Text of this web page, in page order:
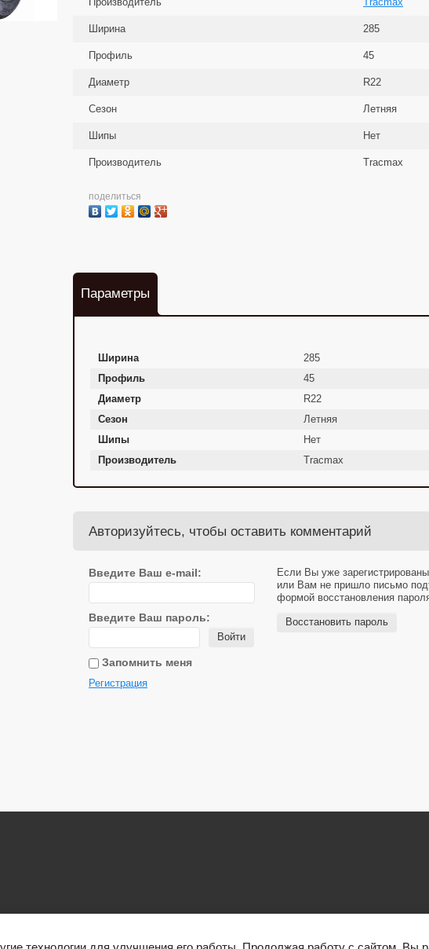
Ширина 285
Профиль 45
Диаметр R22
Сезон Летняя
Шипы Нет
Производитель Tracmax
поделиться
Параметры
Ширина
285
Профиль
45
Диаметр
R22
Сезон
Летняя
Шипы
Нет
Производитель
Tracmax
Авторизуйтесь, чтобы оставить комментарий
Введите Ваш e-mail:
Введите Ваш пароль:
Войти
Запомнить меня
Регистрация
Если Вы уже
или Вам не пришло письмо
формой восстановления
Восстановить пароль